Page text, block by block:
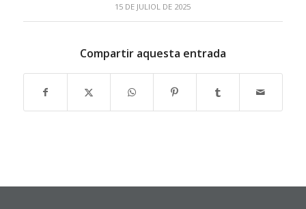
15 DE JULIOL DE 2025
Compartir aquesta entrada